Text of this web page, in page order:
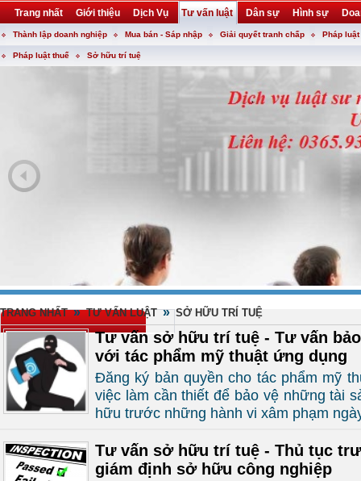
Trang nhất Giới thiệu Dịch Vụ Tư vấn luật Dân sự Hình sự
Khuyến mại Liên hệ forum utility
Thành lập doanh nghiệp Mua bán - Sáp nhập Giải quyết tranh chấp Pháp
Pháp luật thuế Sở hữu trí tuệ
TRANG NHẤT » TƯ VẤN LUẬT » SỞ HỮU TRÍ TUỆ
Tư vấn sở hữu trí tuệ - Tư vấn
với tác phẩm mỹ thuật ứng dụng
Đăng ký bản quyền cho tác phẩm mỹ
việc làm cần thiết để bảo vệ những tài
hữu trước những hành vi xâm phạm
Tư vấn sở hữu trí tuệ - Thủ tục
giám định sở hữu công nghiệp